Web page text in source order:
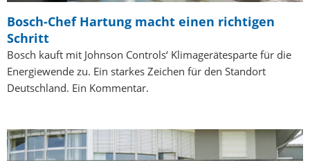
Bosch-Chef Hartung macht einen richtigen
Schritt
Bosch kauft mit Johnson Controls‘ Klimagerätesparte für die
Energiewende zu. Ein starkes Zeichen für den Standort
Deutschland. Ein Kommentar.